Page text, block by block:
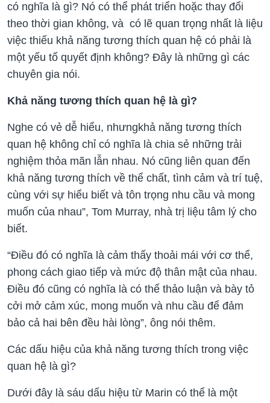
có nghĩa là gì? Nó có thể phát triển hoặc thay đổi
theo thời gian không, và có lẽ quan trọng nhất là liệu
việc thiếu khả năng tương thích quan hệ có phải là
một yếu tố quyết định không? Đây là những gì các
chuyên gia nói.
Khả năng tương thích quan hệ là gì?
Nghe có vẻ dễ hiểu, nhưngkhả năng tương thích
quan hệ không chỉ có nghĩa là chia sẻ những trải
nghiệm thỏa mãn lẫn nhau. Nó cũng liên quan đến
khả năng tương thích về thể chất, tình cảm và trí tuệ,
cùng với sự hiểu biết và tôn trọng nhu cầu và mong
muốn của nhau”, Tom Murray, nhà trị liệu tâm lý cho
biết.
“Điều đó có nghĩa là cảm thấy thoải mái với cơ thể,
phong cách giao tiếp và mức độ thân mật của nhau.
Điều đó cũng có nghĩa là có thể thảo luận và bày tỏ
cởi mở cảm xúc, mong muốn và nhu cầu để đảm
bảo cả hai bên đều hài lòng”, ông nói thêm.
Các dấu hiệu của khả năng tương thích trong việc
quan hệ là gì?
Dưới đây là sáu dấu hiệu từ Marin có thể là một